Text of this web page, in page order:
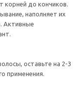
корней до кончиков.
наполняет их
Активные
оставьте на 2-3
применения.